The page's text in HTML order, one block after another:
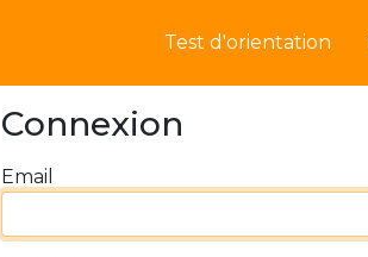
Test d'orientation
Connexion
Email